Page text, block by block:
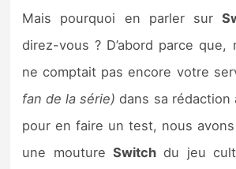
Précommandes jeux
Sorties de jeux
Bons plans
Guides
Mais pourquoi en parler sur
direz-vous ? D’abord parce que,
ne comptait pas encore votre
fan de la série) dans sa rédaction
pour en faire un test, nous
une mouture Switchdu jeu